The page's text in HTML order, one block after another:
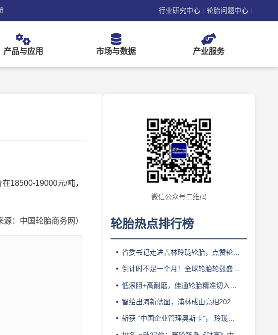
行业研究中心 | 轮胎问题中心 |
产品与应用 市场与数据 产业服务
18500-19000元/吨，
源：中国轮胎商务网）
微信公众号二维码
轮胎热点排行榜
省委书记走进吉林玲珑轮胎，点赞轮胎智造标杆
倒计时不足一个月！全球轮胎轮毂盛会即将登陆上海！
低滚阻+高耐磨，佳通轮胎精准切入新能源轻卡赛道
智绘出海新蓝图，浦林成山亮相2026泰中合作博览会
斩获 “中国企业管理奥斯卡”， 玲珑轮胎蝉联 BMC 大奖